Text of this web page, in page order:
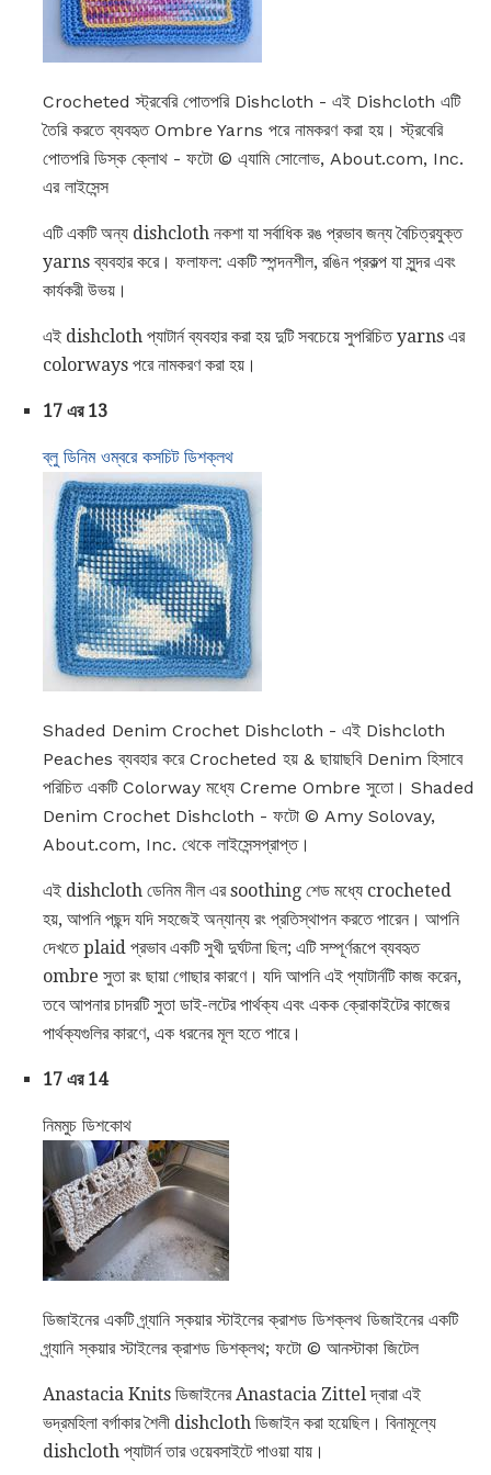
Crocheted স্ট্রবেরি পোতপরি Dishcloth - এই Dishcloth এটি
তৈরি করতে ব্যবহৃত Ombre Yarns পরে নামকরণ করা হয়। স্ট্রবেরি
পোতপরি ডিস্ক ক্লোথ - ফটো © এ্যামি সোলোভ, About.com, Inc.
এর লাইসেন্স
এটি একটি অন্য dishcloth নকশা যা সর্বাধিক রঙ প্রভাব জন্য বৈচিত্রযুক্ত
yarns ব্যবহার করে। ফলাফল: একটি স্পন্দনশীল, রঙিন প্রকল্প যা সুন্দর এবং
কার্যকরী উভয়।
এই dishcloth প্যাটার্ন ব্যবহার করা হয় দুটি সবচেয়ে সুপরিচিত yarns এর
colorways পরে নামকরণ করা হয়।
17 এর 13
ব্লু ডিনিম ওম্বরে কসচিট ডিশক্লথ
Shaded Denim Crochet Dishcloth - এই Dishcloth
Peaches ব্যবহার করে Crocheted হয় & ছায়াছবি Denim হিসাবে
পরিচিত একটি Colorway মধ্যে Creme Ombre সুতো। Shaded
Denim Crochet Dishcloth - ফটো © Amy Solovay,
About.com, Inc. থেকে লাইসেন্সপ্রাপ্ত।
এই dishcloth ডেনিম নীল এর soothing শেড মধ্যে crocheted
হয়, আপনি পছন্দ যদি সহজেই অন্যান্য রং প্রতিস্থাপন করতে পারেন। আপনি
দেখতে plaid প্রভাব একটি সুখী দুর্ঘটনা ছিল; এটি সম্পূর্ণরূপে ব্যবহৃত
ombre সুতা রং ছায়া গোছার কারণে। যদি আপনি এই প্যাটার্নটি কাজ করেন,
তবে আপনার চাদরটি সুতা ডাই-লটের পার্থক্য এবং একক ক্রোকাইটের কাজের
পার্থক্যগুলির কারণে, এক ধরনের মূল হতে পারে।
17 এর 14
নিমমুচ ডিশকোথ
ডিজাইনের একটি গ্র্যানি স্কয়ার স্টাইলের ক্রাশড ডিশক্লথ ডিজাইনের একটি
গ্র্যানি স্কয়ার স্টাইলের ক্রাশড ডিশক্লথ; ফটো © আনস্টাকা জিটেল
Anastacia Knits ডিজাইনের Anastacia Zittel দ্বারা এই
ভদ্রমহিলা বর্গাকার শৈলী dishcloth ডিজাইন করা হয়েছিল। বিনামূল্যে
dishcloth প্যাটার্ন তার ওয়েবসাইটে পাওয়া যায়।